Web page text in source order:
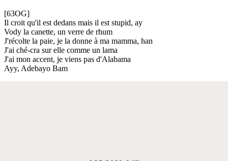
[63OG]
Il croit qu'il est dedans mais il est stupid, ay
Vody la canette, un verre de rhum
J'récolte la paie, je la donne à ma mamma, han
J'ai ché-cra sur elle comme un lama
J'ai mon accent, je viens pas d'Alabama
Ayy, Adebayo Bam